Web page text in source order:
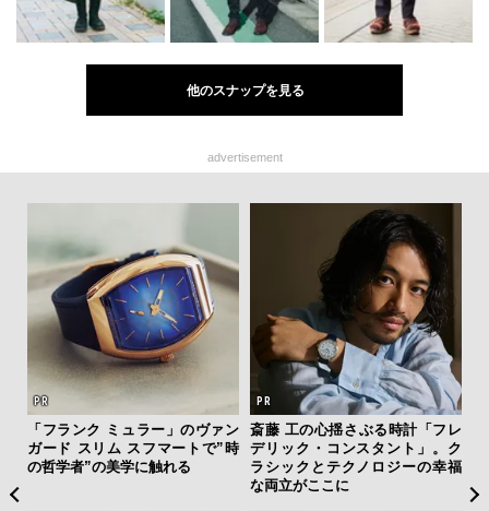
他のスナップを見る
advertisement
「フランク ミュラー」のヴァン
ガード スリム スフマートで”時
の哲学者”の美学に触れる
斎藤 工の心揺さぶる時計「フレ
デリック・コンスタント」。ク
ラシックとテクノロジーの幸福
な両立がここに